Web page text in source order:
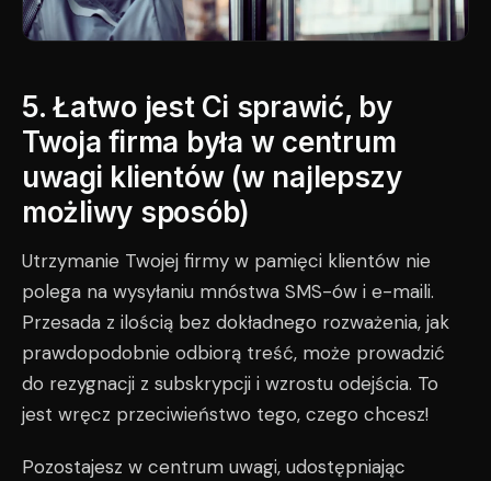
5. Łatwo jest Ci sprawić, by
Twoja firma była w centrum
uwagi klientów (w najlepszy
możliwy sposób)
Utrzymanie Twojej firmy w pamięci klientów nie
polega na wysyłaniu mnóstwa SMS-ów i e-maili.
Przesada z ilością bez dokładnego rozważenia, jak
prawdopodobnie odbiorą treść, może prowadzić
do rezygnacji z subskrypcji i wzrostu odejścia. To
jest wręcz przeciwieństwo tego, czego chcesz!
Pozostajesz w centrum uwagi, udostępniając